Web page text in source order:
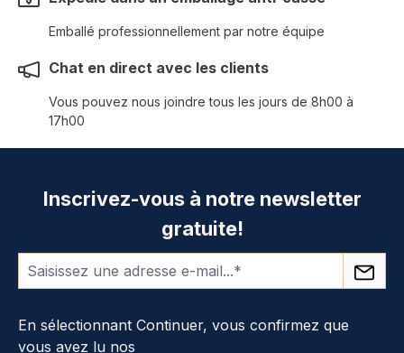
Emballé professionnellement par notre équipe
Chat en direct avec les clients
Vous pouvez nous joindre tous les jours de 8h00 à
17h00
Inscrivez-vous à notre newsletter
gratuite!
En sélectionnant Continuer, vous confirmez que
vous avez lu nos